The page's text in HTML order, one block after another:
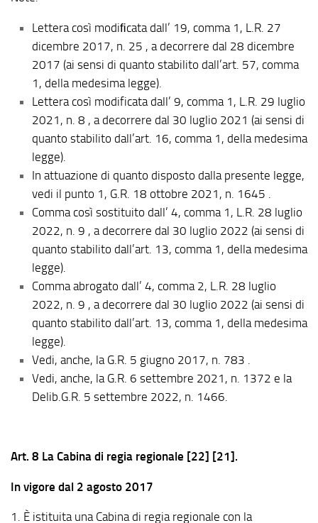
Lettera così modiﬁcata dall’ 19, comma 1, L.R. 27
dicembre 2017, n. 25 , a decorrere dal 28 dicembre
2017 (ai sensi di quanto stabilito dall’art. 57, comma
1, della medesima legge).
Lettera così modificata dall’ 9, comma 1, L.R. 29 luglio
2021, n. 8 , a decorrere dal 30 luglio 2021 (ai sensi di
quanto stabilito dall’art. 16, comma 1, della medesima
legge).
In attuazione di quanto disposto dalla presente legge,
vedi il punto 1, G.R. 18 ottobre 2021, n. 1645 .
Comma così sostituito dall’ 4, comma 1, L.R. 28 luglio
2022, n. 9 , a decorrere dal 30 luglio 2022 (ai sensi di
quanto stabilito dall’art. 13, comma 1, della medesima
legge).
Comma abrogato dall’ 4, comma 2, L.R. 28 luglio
2022, n. 9 , a decorrere dal 30 luglio 2022 (ai sensi di
quanto stabilito dall’art. 13, comma 1, della medesima
legge).
Vedi, anche, la G.R. 5 giugno 2017, n. 783 .
Vedi, anche, la G.R. 6 settembre 2021, n. 1372 e la
Delib.G.R. 5 settembre 2022, n. 1466.
Art. 8 La Cabina di regia regionale [22] [21].
In vigore dal 2 agosto 2017
1. È istituita una Cabina di regia regionale con la